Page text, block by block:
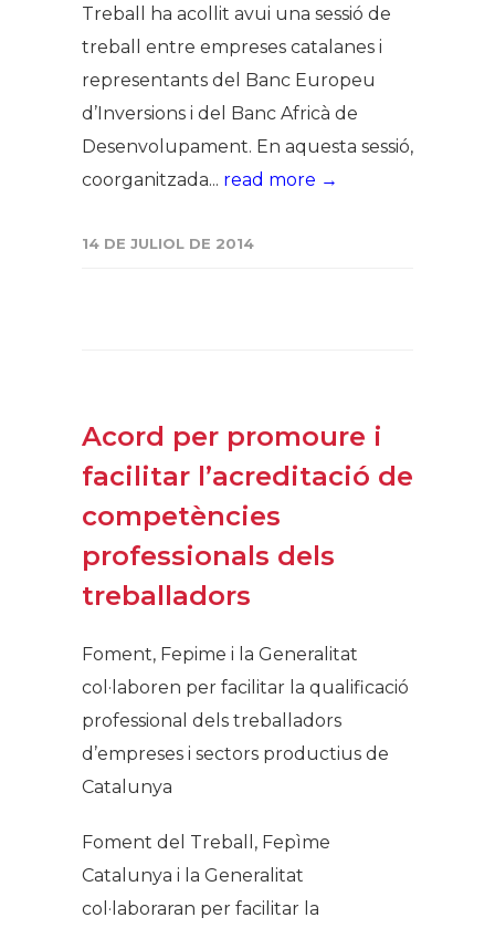
Treball ha acollit avui una sessió de
treball entre empreses catalanes i
representants del Banc Europeu
d’Inversions i del Banc Africà de
Desenvolupament. En aquesta sessió,
coorganitzada... read more →
14 DE JULIOL DE 2014
Acord per promoure i
facilitar l’acreditació de
competències
professionals dels
treballadors​​
Foment, Fepime i la Generalitat
col·laboren per facilitar la qualificació
professional dels treballadors
d’empreses i sectors productius de
Catalunya
Foment del Treball, Fepìme
Catalunya i la Generalitat
col·laboraran per facilitar la